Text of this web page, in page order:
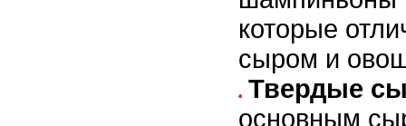
которые
сыром и
Твердые
основным